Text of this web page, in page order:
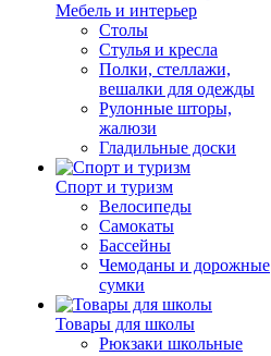
Мебель и интерьер
Столы
Стулья и кресла
Полки, стеллажи,
вешалки для одежды
Рулонные шторы,
жалюзи
Гладильные доски
Спорт и туризм
Велосипеды
Самокаты
Бассейны
Чемоданы и дорожные
сумки
Товары для школы
Рюкзаки школьные